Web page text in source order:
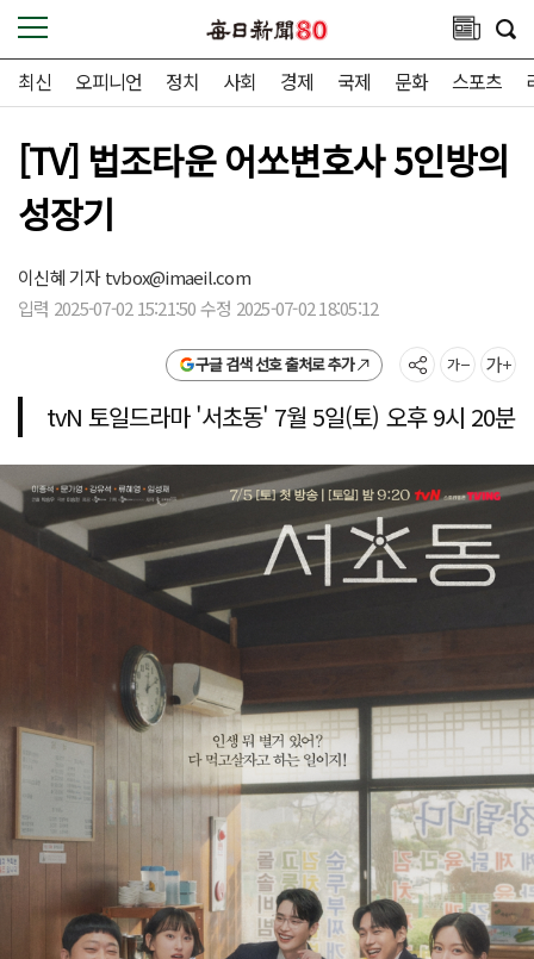
최신 오피니언 정치 사회 경제 국제 문화 스포츠
[TV] 법조타운 어쏘변호사 5인방의
성장기
이신혜 기자tvbox@imaeil.com
입력 2025-07-02 15:21:50 수정 2025-07-02 18:05:12
구글 검색 선호 출처로 추가
tvN 토일드라마 '서초동' 7월 5일(토) 오후 9시 20분